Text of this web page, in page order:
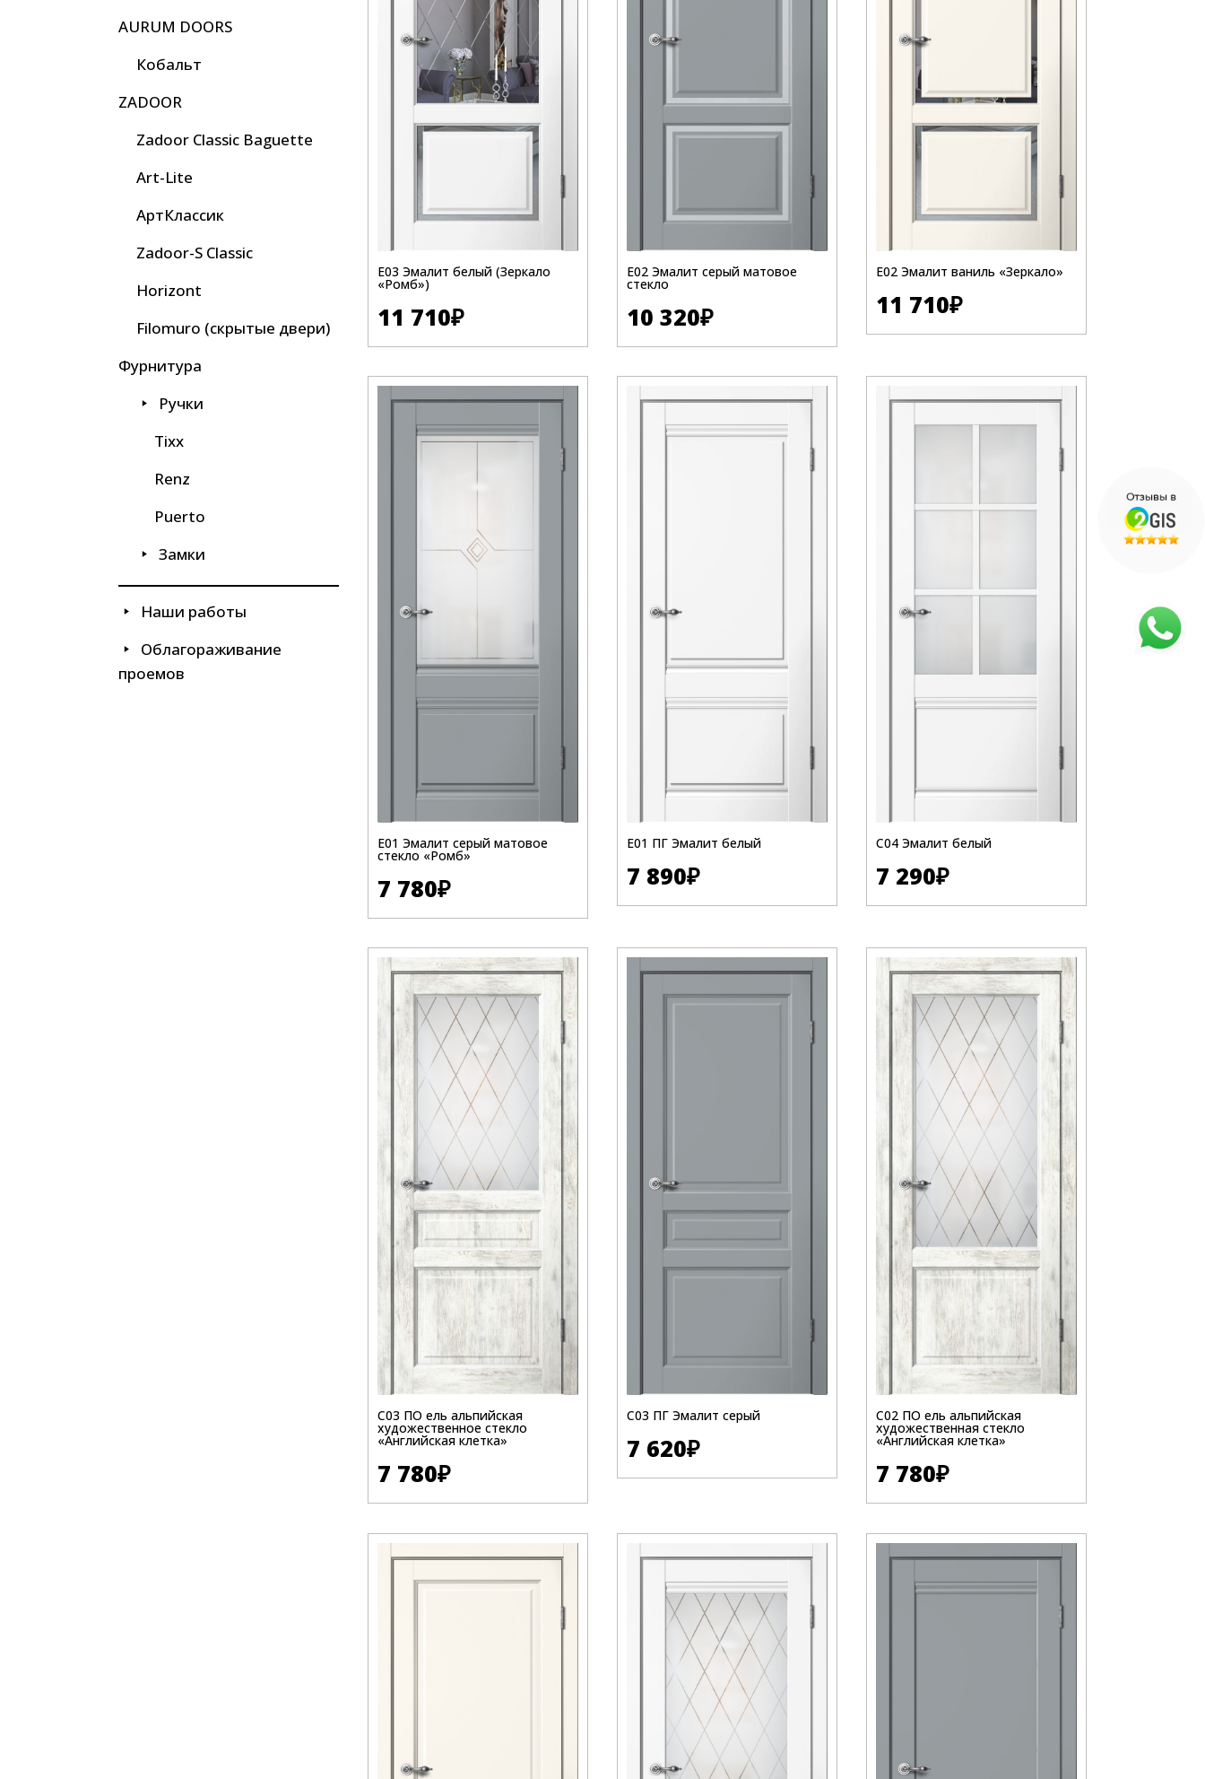
AURUM DOORS
Кобальт
ZADOOR
Zadoor Classic Baguette
Art-Lite
АртКлассик
Zadoor-S Classic
Horizont
Filomuro (скрытые двери)
Фурнитура
Ручки
Tixx
Renz
Puerto
Замки
Наши работы
Облагораживание
проемов
Е03 Эмалит белый (Зеркало
«Ромб»)
11 710₽
Е02 Эмалит серый матовое
стекло
10 320₽
Е02 Эмалит ваниль «Зеркало»
11 710₽
Е01 Эмалит серый матовое
стекло «Ромб»
7 780₽
Е01 ПГ Эмалит белый
7 890₽
C04 Эмалит белый
7 290₽
C03 ПО ель альпийская
художественное стекло
«Английская клетка»
7 780₽
C03 ПГ Эмалит серый
7 620₽
C02 ПО ель альпийская
художественная стекло
«Английская клетка»
7 780₽